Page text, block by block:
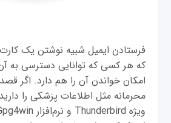
فرستادن ایمیل شبیه نوشتن یک
که هر کسی که توانایی دسترسی به
امکان خواندن آن را هم دارد. اگر